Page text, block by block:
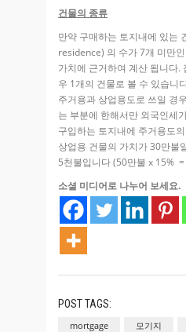
건물의 종류
만약 구매하는 토지내에 있는
residence) 의 수가 7개 미만
가치에 근거하여 계산 됩니다.
우 1개의 건물로 볼 수 있습니
주거용과 상업용도로 쓰일 경
는 부분에 한해서만 외국인세
구입하는 토지내에 주거용도
상업용 건물의 가치가 30만불
5천불입니다 (50만불 x 15%
소셜 미디어로 나누어 보세요.
POST TAGS:
mortgage 모기지